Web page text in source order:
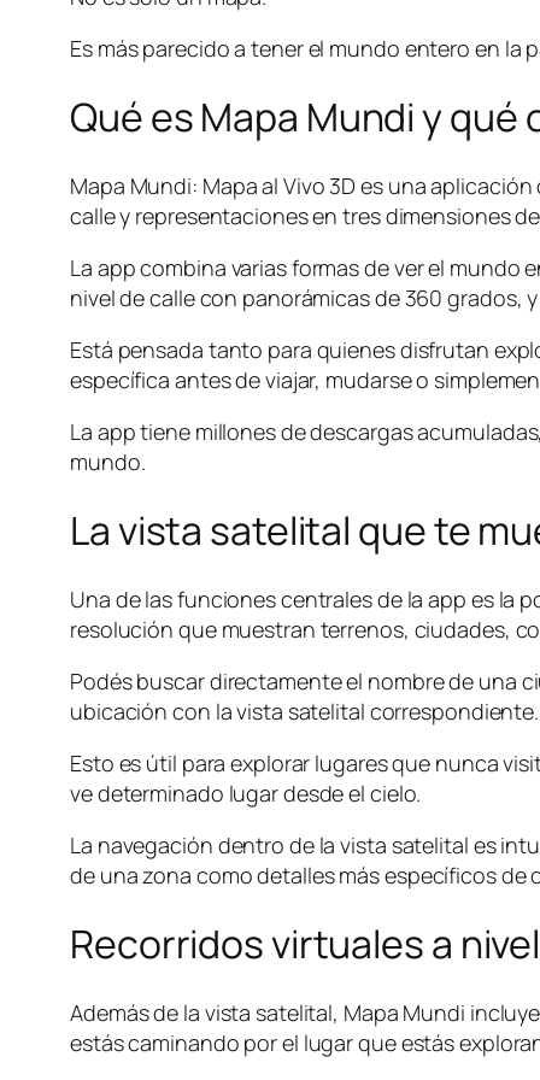
Es más parecido a tener el mundo entero en la
Qué es Mapa Mundi y qué
Mapa Mundi: Mapa al Vivo 3D es una
calle y representaciones en tres dimensiones
La app combina varias formas de ver el
nivel de calle con panorámicas de 360 grados,
Está pensada tanto para quienes disfrutan
específica antes de viajar, mudarse o
La app tiene millones de descargas
mundo.
La vista satelital que te
Una de las funciones centrales de la app es la
resolución que muestran terrenos, ciudades,
Podés buscar directamente el nombre de una
ubicación con la vista satelital correspondiente.
Esto es útil para explorar lugares que nunca
ve determinado lugar desde el cielo.
La navegación dentro de la vista satelital es
de una zona como detalles más específicos de
Recorridos virtuales a
Además de la vista satelital, Mapa Mundi
estás caminando por el lugar que estás